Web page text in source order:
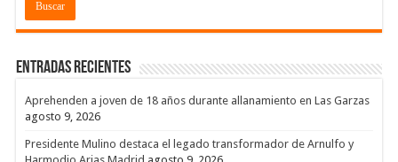
Entradas recientes
Aprehenden a joven de 18 años durante allanamiento en Las Garzas
agosto 9, 2026
Presidente Mulino destaca el legado transformador de Arnulfo y